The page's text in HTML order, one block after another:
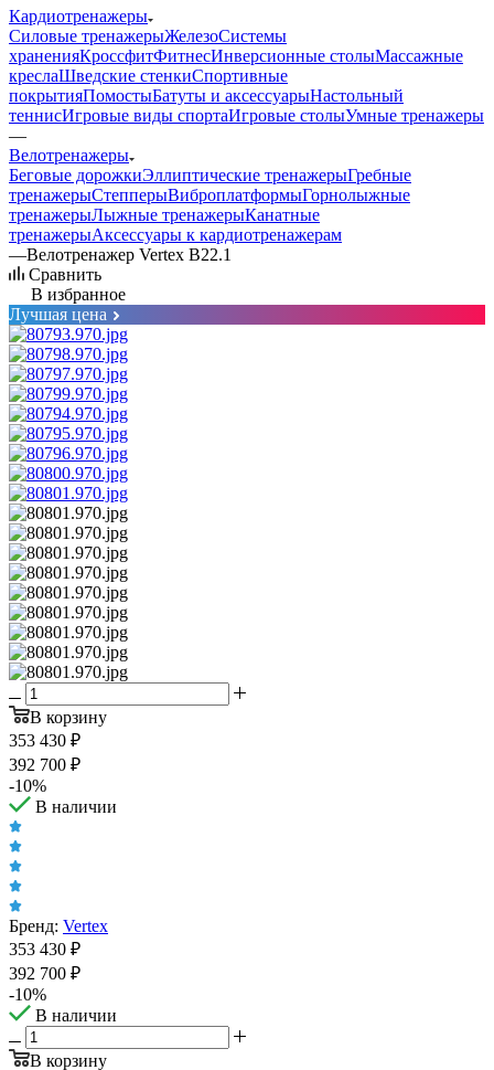
Кардиотренажеры
Силовые тренажерыЖелезоСистемы
храненияКроссфитФитнесИнверсионные столыМассажные
креслаШведские стенкиСпортивные
покрытияПомостыБатуты и аксессуарыНастольный
теннисИгровые виды спортаИгровые столыУмные тренажеры
—
Велотренажеры
Беговые дорожкиЭллиптические тренажерыГребные
тренажерыСтепперыВиброплатформыГорнолыжные
тренажерыЛыжные тренажерыКанатные
тренажерыАксессуары к кардиотренажерам
—Велотренажер Vertex B22.1
Сравнить
В избранное
Лучшая цена
В корзину
353 430 ₽
392 700 ₽
-10%
В наличии
Бренд: Vertex
353 430 ₽
392 700 ₽
-10%
В наличии
В корзину